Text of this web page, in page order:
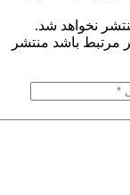
نخواهد شد.
مرتبط باشد منتشر